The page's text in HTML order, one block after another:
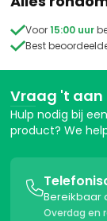
Voor15:00 uur
Best
Vraag 't aan
Hulp nodig bij
product? We

Bereikbaar
Overdag en